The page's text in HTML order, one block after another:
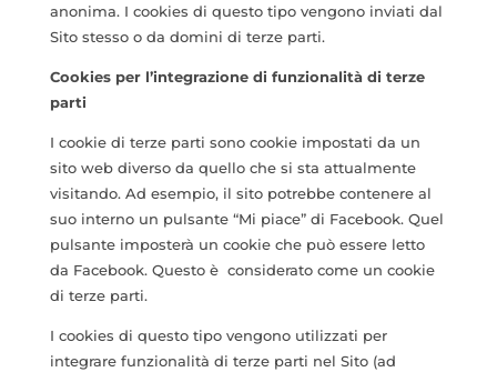
anonima. I cookies di questo tipo vengono inviati dal
Sito stesso o da domini di terze parti.
Cookies per l’integrazione di funzionalità di terze
parti
I cookie di terze parti sono cookie impostati da un
sito web diverso da quello che si sta attualmente
visitando. Ad esempio, il sito potrebbe contenere al
suo interno un pulsante “Mi piace” di Facebook. Quel
pulsante imposterà un cookie che può essere letto
da Facebook. Questo è considerato come un cookie
di terze parti.
I cookies di questo tipo vengono utilizzati per
integrare funzionalità di terze parti nel Sito (ad